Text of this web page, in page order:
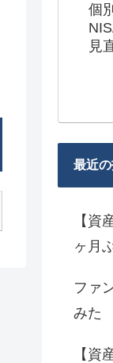
個
見
最近
【資
ヶ月
ファ
みた
【資